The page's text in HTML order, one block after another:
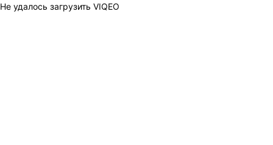
Не удалось загрузить VIQEO